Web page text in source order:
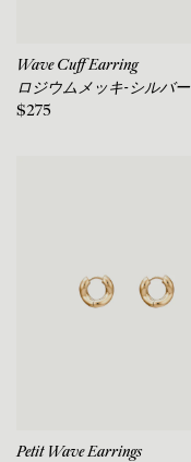
Wave Cuff Earring
ロジウムメッキ-シルバー
$275
Petit Wave Earrings